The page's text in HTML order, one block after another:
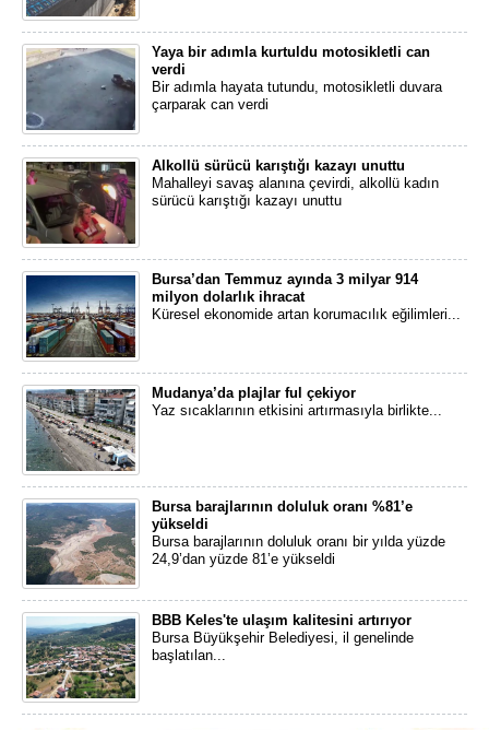
Yaya bir adımla kurtuldu motosikletli can
verdi
Bir adımla hayata tutundu, motosikletli duvara
çarparak can verdi
Alkollü sürücü karıştığı kazayı unuttu
Mahalleyi savaş alanına çevirdi, alkollü kadın
sürücü karıştığı kazayı unuttu
Bursa’dan Temmuz ayında 3 milyar 914
milyon dolarlık ihracat
Küresel ekonomide artan korumacılık eğilimleri...
Mudanya’da plajlar ful çekiyor
Yaz sıcaklarının etkisini artırmasıyla birlikte...
Bursa barajlarının doluluk oranı %81’e
yükseldi
Bursa barajlarının doluluk oranı bir yılda yüzde
24,9’dan yüzde 81’e yükseldi
BBB Keles'te ulaşım kalitesini artırıyor
Bursa Büyükşehir Belediyesi, il genelinde
başlatılan...